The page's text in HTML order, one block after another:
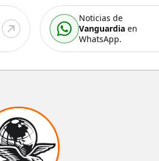
Noticias de
Vanguardia en
WhatsApp.